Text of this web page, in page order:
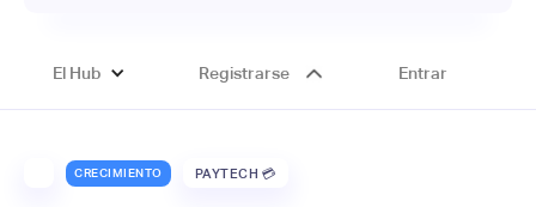
El Hub Registrarse Entrar
CRECIMIENTO PAYTECH 💳